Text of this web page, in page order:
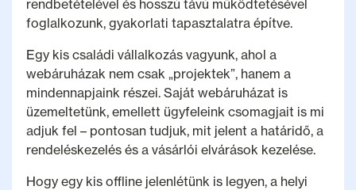
rendbetételével és hosszú távú működtetésével
foglalkozunk, gyakorlati tapasztalatra építve.
Egy kis családi vállalkozás vagyunk, ahol a
webáruházak nem csak „projektek”, hanem a
mindennapjaink részei. Saját webáruházat is
üzemeltetünk, emellett ügyfeleink csomagjait is mi
adjuk fel – pontosan tudjuk, mit jelent a határidő, a
rendeléskezelés és a vásárlói elvárások kezelése.
Hogy egy kis offline jelenlétünk is legyen, a helyi